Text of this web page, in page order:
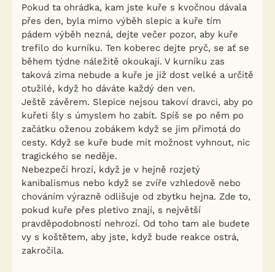
Pokud ta ohrádka, kam jste kuře s kvočnou dávala
přes den, byla mimo výběh slepic a kuře tím
pádem výběh nezná, dejte večer pozor, aby kuře
trefilo do kurníku. Ten koberec dejte pryč, se ať se
během týdne náležitě okoukají. V kurníku zas
taková zima nebude a kuře je již dost velké a určitě
otužilé, když ho dáváte každý den ven.
Ještě závěrem. Slepice nejsou takoví dravci, aby po
kuřeti šly s úmyslem ho zabít. Spíš se po něm po
začátku oženou zobákem když se jim přimotá do
cesty. Když se kuře bude mít možnost vyhnout, nic
tragického se neděje.
Nebezpečí hrozí, když je v hejně rozjetý
kanibalismus nebo když se zvíře vzhledově nebo
chováním výrazně odlišuje od zbytku hejna. Zde to,
pokud kuře přes pletivo znají, s největší
pravděpodobností nehrozí. Od toho tam ale budete
vy s koštětem, aby jste, když bude reakce ostrá,
zakročila.